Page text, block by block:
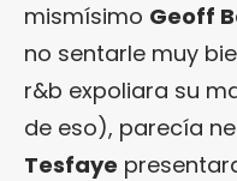
mismísimo Geoff
no sentarle muy
r&b expoliara su
de eso), parecía
Tesfaye